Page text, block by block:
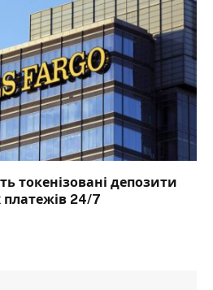
токенізовані депозити
24/7